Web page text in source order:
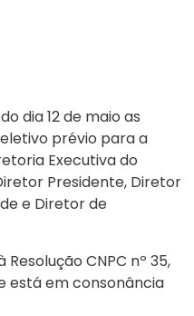
dia 12 de maio as
prévio para a
Executiva do
Presidente, Diretor
e Diretor de
CNPC nº 35,
está em consonância